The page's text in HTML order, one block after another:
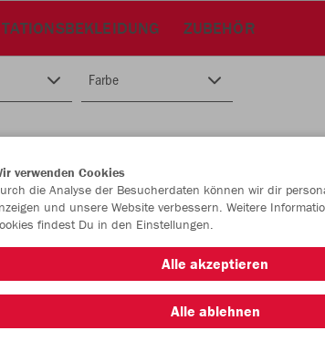
ZUBEHÖR
Farbe
verwenden Cookies
die Analyse der Besucherdaten können wir dir
und unsere Website verbessern. Weitere
findest Du in den Einstellungen.
Alle akzeptieren
Alle ablehnen